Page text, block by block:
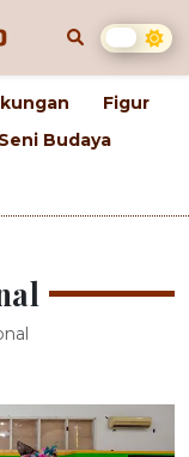
Figur
Seni Budaya